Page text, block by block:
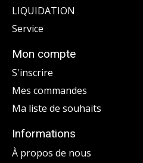
LIQUIDATION
Service
Mon compte
S'inscrire
Mes commandes
Ma liste de souhaits
Informations
À propos de nous